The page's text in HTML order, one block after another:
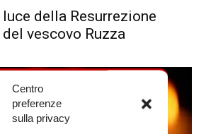
Centro
preferenze
sulla privacy
luce della Resurrezione
vescovo Ruzza